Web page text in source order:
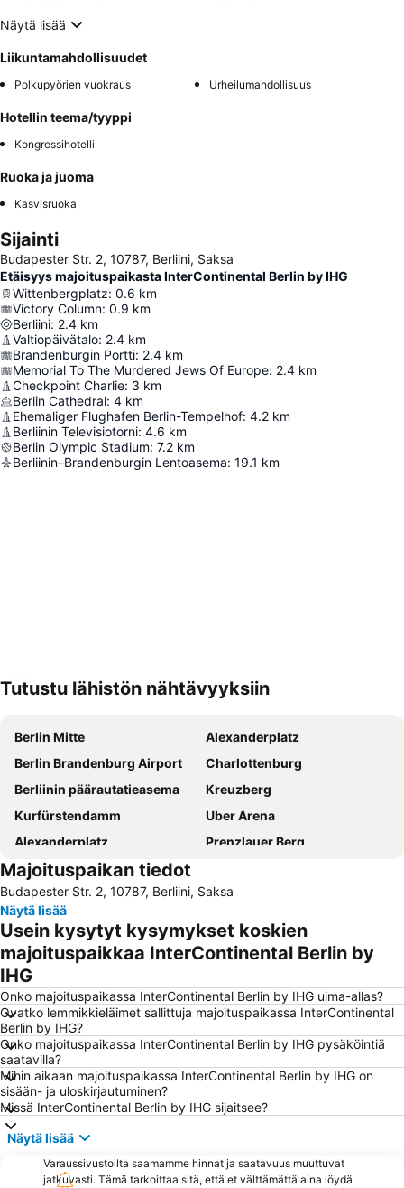
Näytä lisää
Liikuntamahdollisuudet
Polkupyörien vuokraus Urheilumahdollisuus
Hotellin teema/tyyppi
Kongressihotelli
Ruoka ja juoma
Kasvisruoka
Sijainti
Budapester Str. 2, 10787, Berliini, Saksa
Etäisyys majoituspaikasta InterContinental Berlin by IHG
Wittenbergplatz: 0.6 km
Victory Column: 0.9 km
Berliini: 2.4 km
Valtiopäivätalo: 2.4 km
Brandenburgin Portti: 2.4 km
Memorial To The Murdered Jews Of Europe: 2.4 km
Checkpoint Charlie: 3 km
Berlin Cathedral: 4 km
Ehemaliger Flughafen Berlin-Tempelhof: 4.2 km
Berliinin Televisiotorni: 4.6 km
Berlin Olympic Stadium: 7.2 km
Berliinin–Brandenburgin Lentoasema: 19.1 km
Tutustu lähistön nähtävyyksiin
Berlin Mitte
Alexanderplatz
Berlin Brandenburg Airport
Charlottenburg
Berliinin päärautatieasema
Kreuzberg
Kurfürstendamm
Uber Arena
Alexanderplatz
Prenzlauer Berg
Charlottenburg-Wilmersdorf
Potsdamer Platz
Messe Berlin Messegelände
Friedrichshain
Brandenburgin portti
Spandau
Schöneberg
Berliinin eläintarha
Max-Schmeling-Halle
KaDeWe
Hauptbahnhof Metro Station
Bahnhof Zoologischer Garten Tiergarten
Spandaun Vanhakaupunki
Gendarmenmarkt
Alexanderplatz Metro Station
Neukölln
Berliinin eläintarha
East Side Gallery
Ostbahnhof Berlin
Friedrichstraße
Columbiahalle Berlin
Majoituspaikan tiedot
Budapester Str. 2, 10787, Berliini, Saksa
Näytä lisää
Usein kysytyt kysymykset koskien
majoituspaikkaa InterContinental Berlin by
IHG
Onko majoituspaikassa InterContinental Berlin by IHG uima-allas?
Ovatko lemmikkieläimet sallittuja majoituspaikassa InterContinental
Berlin by IHG?
Onko majoituspaikassa InterContinental Berlin by IHG pysäköintiä
saatavilla?
Mihin aikaan majoituspaikassa InterContinental Berlin by IHG on
sisään- ja uloskirjautuminen?
Missä InterContinental Berlin by IHG sijaitsee?
Näytä lisää
Varaussivustoilta saamamme hinnat ja saatavuus muuttuvat
jatkuvasti. Tämä tarkoittaa sitä, että et välttämättä aina löydä